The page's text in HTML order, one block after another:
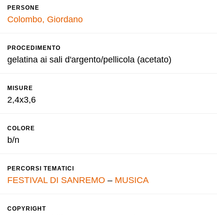
PERSONE
Colombo, Giordano
PROCEDIMENTO
gelatina ai sali d'argento/pellicola (acetato)
MISURE
2,4x3,6
COLORE
b/n
PERCORSI TEMATICI
FESTIVAL DI SANREMO – MUSICA
COPYRIGHT